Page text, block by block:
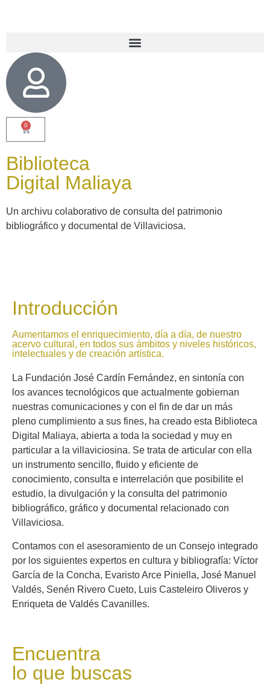
0
Biblioteca
Digital Maliaya
Un archivu colaborativo de consulta del patrimonio
bibliográfico y documental de Villaviciosa.
Introducción
Aumentamos el enriquecimiento, día a día, de nuestro
acervo cultural, en todos sus ámbitos y niveles históricos,
intelectuales y de creación artística.
La Fundación José Cardín Fernández, en sintonía con
los avances tecnológicos que actualmente gobiernan
nuestras comunicaciones y con el fin de dar un más
pleno cumplimiento a sus fines, ha creado esta Biblioteca
Digital Maliaya, abierta a toda la sociedad y muy en
particular a la villaviciosina. Se trata de articular con ella
un instrumento sencillo, fluido y eficiente de
conocimiento, consulta e interrelación que posibilite el
estudio, la divulgación y la consulta del patrimonio
bibliográfico, gráfico y documental relacionado con
Villaviciosa.
Contamos con el asesoramiento de un Consejo integrado
por los siguientes expertos en cultura y bibliografía: Víctor
García de la Concha, Evaristo Arce Piniella, José Manuel
Valdés, Senén Rivero Cueto, Luis Casteleiro Oliveros y
Enriqueta de Valdés Cavanilles.
Encuentra
lo que buscas